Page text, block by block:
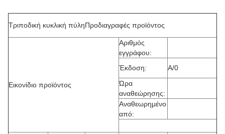
Τριποδική κυκλική πύληΠροδιαγραφές προϊόντος
Εικονίδιο προϊόντος
Αριθμός
εγγράφου:
Έκδοση:
Α/0
Ώρα
αναθεώρησης:
Αναθεωρημένο
από: